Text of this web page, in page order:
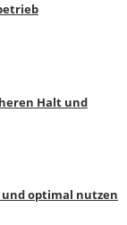
Halt und
optimal nutzen